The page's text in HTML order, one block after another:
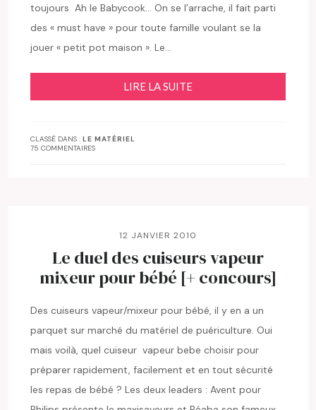
toujours Ah le Babycook… On se l’arrache, il fait parti
des « must have » pour toute famille voulant se la
jouer « petit pot maison ». Le…
LIRE LA SUITE
CLASSÉ DANS :LE MATÉRIEL
75 COMMENTAIRES
12 JANVIER 2010
Le duel des cuiseurs vapeur
mixeur pour bébé [+ concours]
Des cuiseurs vapeur/mixeur pour bébé, il y en a un
parquet sur marché du matériel de puériculture. Oui
mais voilà, quel cuiseur vapeur bebe choisir pour
préparer rapidement, facilement et en tout sécurité
les repas de bébé ? Les deux leaders : Avent pour